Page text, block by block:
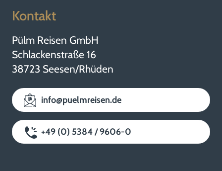
Kontakt
Pülm Reisen GmbH
Schlackenstraße 16
38723 Seesen/Rhüden
info@puelmreisen.de
+49 (0) 5384 / 9606-0